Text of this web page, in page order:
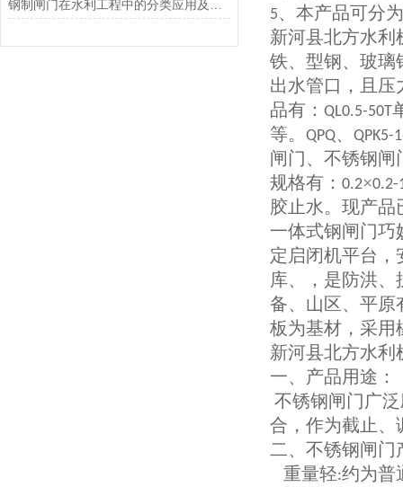
5、本产品可分
新河县北方水利
铁、型钢、玻璃
出水管口，且压
品有： QL0.5-50T
等。 QPQ、 QPK5-
闸门、不锈钢闸
规格有： 0.2×0.2-
胶止水。现产品
一体式钢闸门巧
定启闭机平台，
库、，是防洪
备、山区、平原
板为基材，采用
新河县北方水利
一、产品用途：
不锈钢闸门广
合，作为截止、
二、不锈钢闸门
重量轻:约为普